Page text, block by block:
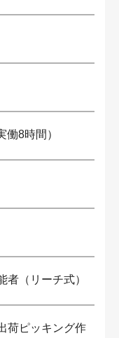
働8時間）
者（リーチ式）
荷ピッキング作